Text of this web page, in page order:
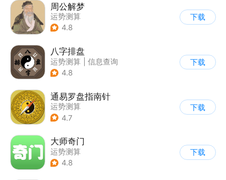
周公解梦
运势测算
4.8
下载
八字排盘
运势测算
信息查询
4.8
下载
通易罗盘指南针
运势测算
4.7
下载
大师奇门
运势测算
4.8
下载